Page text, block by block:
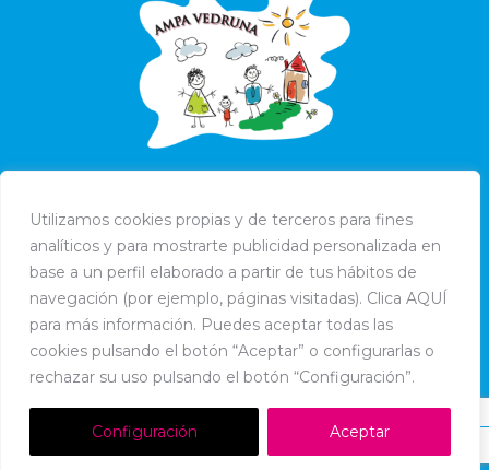
Utilizamos cookies propias y de terceros para fines
analíticos y para mostrarte publicidad personalizada en
base a un perfil elaborado a partir de tus hábitos de
navegación (por ejemplo, páginas visitadas). Clica AQUÍ
para más información. Puedes aceptar todas las
cookies pulsando el botón “Aceptar” o configurarlas o
rechazar su uso pulsando el botón “Configuración”.
Configuración Aceptar